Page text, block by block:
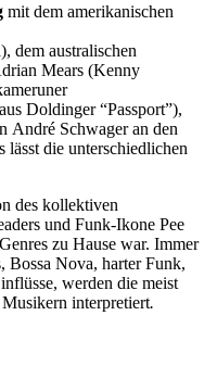
mit dem amerikanischen
dem australischen
Mears (Kenny
Doldinger “Passport”),
André Schwager an den
die unterschiedlichen
des kollektiven
und Funk-Ikone Pee
zu Hause war. Immer
Bossa Nova, harter Funk,
werden die meist
interpretiert.